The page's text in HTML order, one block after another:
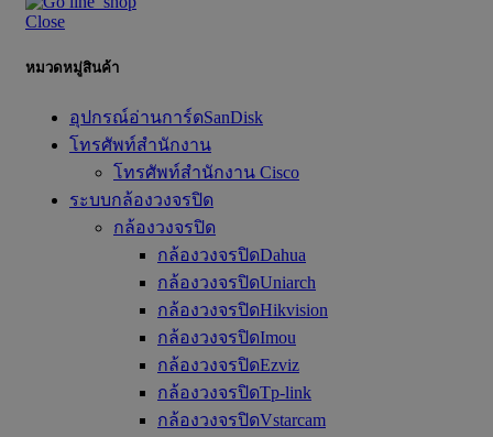
Close
หมวดหมู่สินค้า
อุปกรณ์อ่านการ์ดSanDisk
โทรศัพท์สำนักงาน
โทรศัพท์สำนักงาน Cisco
ระบบกล้องวงจรปิด
กล้องวงจรปิด
กล้องวงจรปิดDahua
กล้องวงจรปิดUniarch
กล้องวงจรปิดHikvision
กล้องวงจรปิดImou
กล้องวงจรปิดEzviz
กล้องวงจรปิดTp-link
กล้องวงจรปิดVstarcam